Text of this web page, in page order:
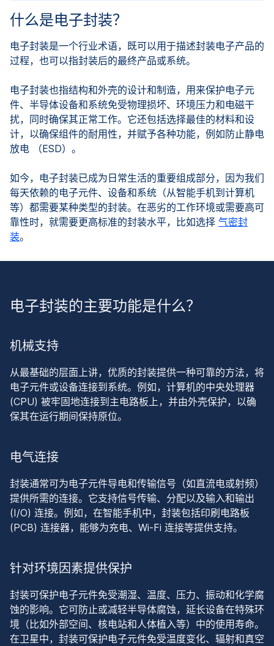
什么是电子封装？
电子封装是一个行业术语，既可以用于描述封装电子产品的
过程，也可以指封装后的最终产品或系统。
电子封装也指结构和外壳的设计和制造，用来保护电子元
件、半导体设备和系统免受物理损坏、环境压力和电磁干
扰，同时确保其正常工作。它还包括选择最佳的材料和设
计，以确保组件的耐用性，并赋予各种功能，例如防止静电
放电 （ESD）。
如今，电子封装已成为日常生活的重要组成部分，因为我们
每天依赖的电子元件、设备和系统（从智能手机到计算机
等）都需要某种类型的封装。在恶劣的工作环境或需要高可
靠性时，就需要更高标准的封装水平，比如选择 气密封
装。
电子封装的主要功能是什么？
机械支持
从最基础的层面上讲，优质的封装提供一种可靠的方法，将
电子元件或设备连接到系统。例如，计算机的中央处理器
(CPU) 被牢固地连接到主电路板上，并由外壳保护，以确
保其在运行期间保持原位。
电气连接
封装通常可为电子元件导电和传输信号（如直流电或射频）
提供所需的连接。它支持信号传输、分配以及输入和输出
(I/O) 连接。例如，在智能手机中，封装包括印刷电路板
(PCB) 连接器，能够为充电、Wi-Fi 连接等提供支持。
针对环境因素提供保护
封装可保护电子元件免受潮湿、温度、压力、振动和化学腐
蚀的影响。它可防止或减轻半导体腐蚀，延长设备在特殊环
境（比如外部空间、核电站和人体植入等）中的使用寿命。
在卫星中，封装可保护电子元件免受温度变化、辐射和真空